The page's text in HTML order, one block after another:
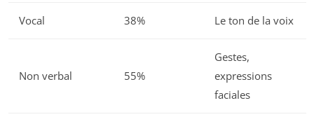
Vocal 38% Le ton de la voix
Non verbal 55%
Gestes,
expressions
faciales